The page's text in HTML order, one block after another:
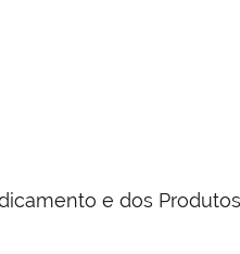
e dos Produtos